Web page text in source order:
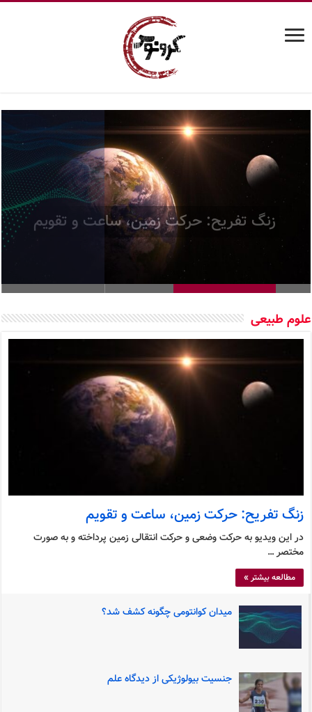
میدان کوانتومی چگونه کشف شد؟
طبیعی
زنگ تفریح: حرکت زمین، ساعت و تقویم
در این ویدیو به حرکت وضعی و حرکت انتقالی زمین پرداخته و به صورت
مختصر …
مطالعه بیشتر »
میدان کوانتومی چگونه کشف شد؟
جنسیت بیولوژیکی از دیدگاه علم